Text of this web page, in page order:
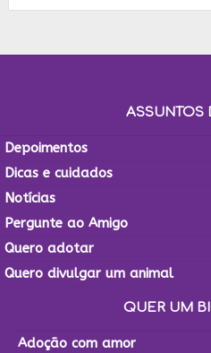
ASSUNTOS
Depoimentos
Dicas e cuidados
Notícias
Pergunte ao Amigo
Quero adotar
Quero divulgar um animal
QUER UM
Adoção com amor